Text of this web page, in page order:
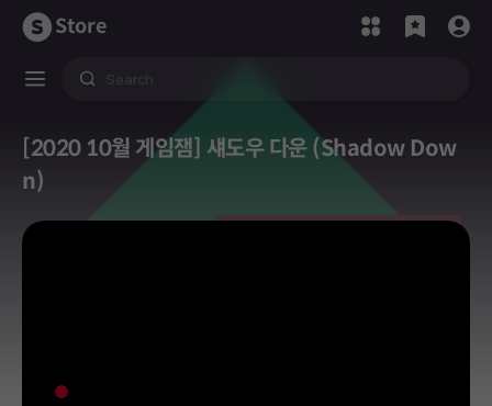
Store
[2020 10월 게임잼] 섀도우 다운 (Shadow Dow
n)